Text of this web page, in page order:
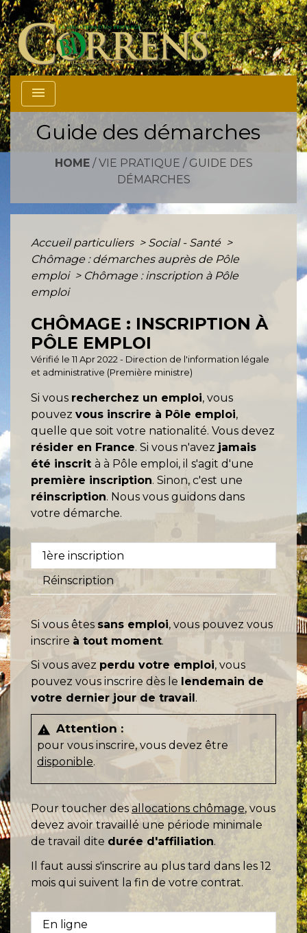
menu
Guide des démarches
HOME/ VIE PRATIQUE / GUIDE DES
DÉMARCHES
Accueil particuliers > Social - Santé >
Chômage : démarches auprès de Pôle
emploi > Chômage : inscription à Pôle
emploi
CHÔMAGE : INSCRIPTION À
PÔLE EMPLOI
Vérifié le 11 Apr 2022 - Direction de l'information légale
et administrative (Première ministre)
Si vous recherchez un emploi, vous
pouvez vous inscrire à Pôle emploi,
quelle que soit votre nationalité. Vous devez
résider en France. Si vous n'avez jamais
été inscrit à à Pôle emploi, il s'agit d'une
première inscription. Sinon, c'est une
réinscription. Nous vous guidons dans
votre démarche.
1ère inscription
Réinscription
Si vous êtes sans emploi, vous pouvez vous
inscrire à tout moment.
Si vous avez perdu votre emploi, vous
pouvez vous inscrire dès le lendemain de
votre dernier jour de travail.
warning Attention :
pour vous inscrire, vous devez être
disponible.
Pour toucher desallocations chômage, vous
devez avoir travaillé une période minimale
de travail dite durée d'affiliation.
Il faut aussi s'inscrire au plus tard dans les 12
mois qui suivent la fin de votre contrat.
En ligne